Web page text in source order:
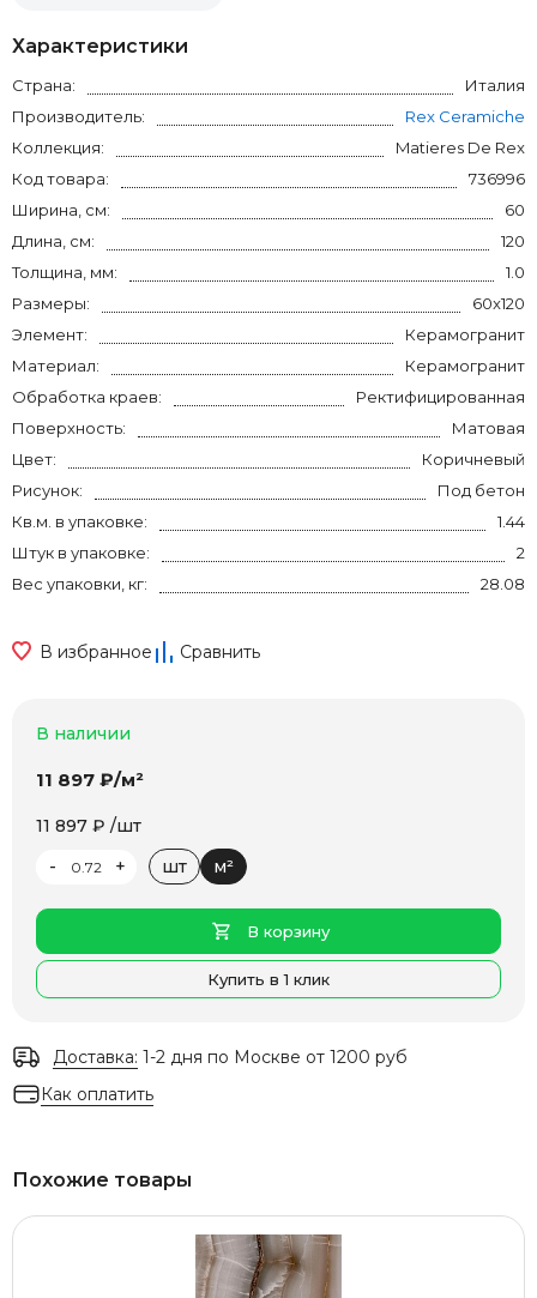
Характеристики
Страна:
Италия
Производитель:
Rex Ceramiche
Коллекция:
Matieres De Rex
Код товара:
736996
Ширина, см:
60
Длина, см:
120
Толщина, мм:
1.0
Размеры:
60x120
Элемент:
Керамогранит
Материал:
Керамогранит
Обработка краев:
Ректифицированная
Поверхность:
Матовая
Цвет:
Коричневый
Рисунок:
Под бетон
Кв.м. в упаковке:
1.44
Штук в упаковке:
2
Вес упаковки, кг:
28.08
В избранное Сравнить
В наличии
11 897 ₽/м²
11 897 ₽ /шт
-
+ шт м²
В корзину
Купить в 1 клик
Доставка: 1-2 дня по Москве от 1200 руб
Как оплатить
Похожие товары